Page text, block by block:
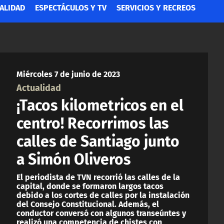
ESPECTÁCULOS Y TV SERVICIOS Y RECREOS
Miércoles 7 de junio de 2023
Actualidad
¡Tacos kilometricos en el
centro! Recorrimos las
calles de Santiago junto
a Simón Oliveros
El periodista de TVN recorrió las calles de la
capital, donde se formaron largos tacos
debido a los cortes de calles por la instalación
del Consejo Constitucional. Además, el
conductor conversó con algunos transeúntes y